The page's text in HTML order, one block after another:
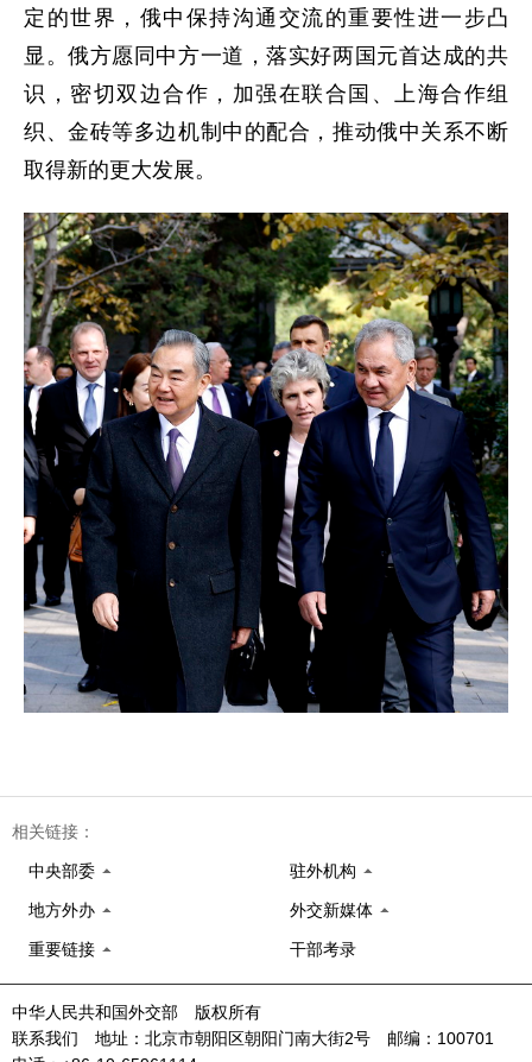
定的世界，俄中保持沟通交流的重要性进一步凸
显。俄方愿同中方一道，落实好两国元首达成的共
识，密切双边合作，加强在联合国、上海合作组
织、金砖等多边机制中的配合，推动俄中关系不断
取得新的更大发展。
相关链接：
中央部委 驻外机构
地方外办 外交新媒体
重要链接 干部考录
中华人民共和国外交部 版权所有
联系我们 地址：北京市朝阳区朝阳门南大街2号 邮编：100701